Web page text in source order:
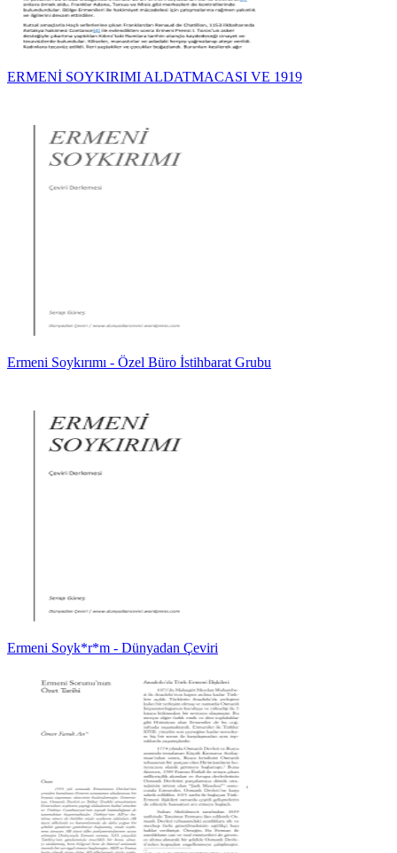
ERMENİ SOYKIRIMI ALDATMACASI VE 1919
Ermeni Soykırımı - Özel Büro İstihbarat Grubu
Ermeni Soyk*r*m - Dünyadan Çeviri